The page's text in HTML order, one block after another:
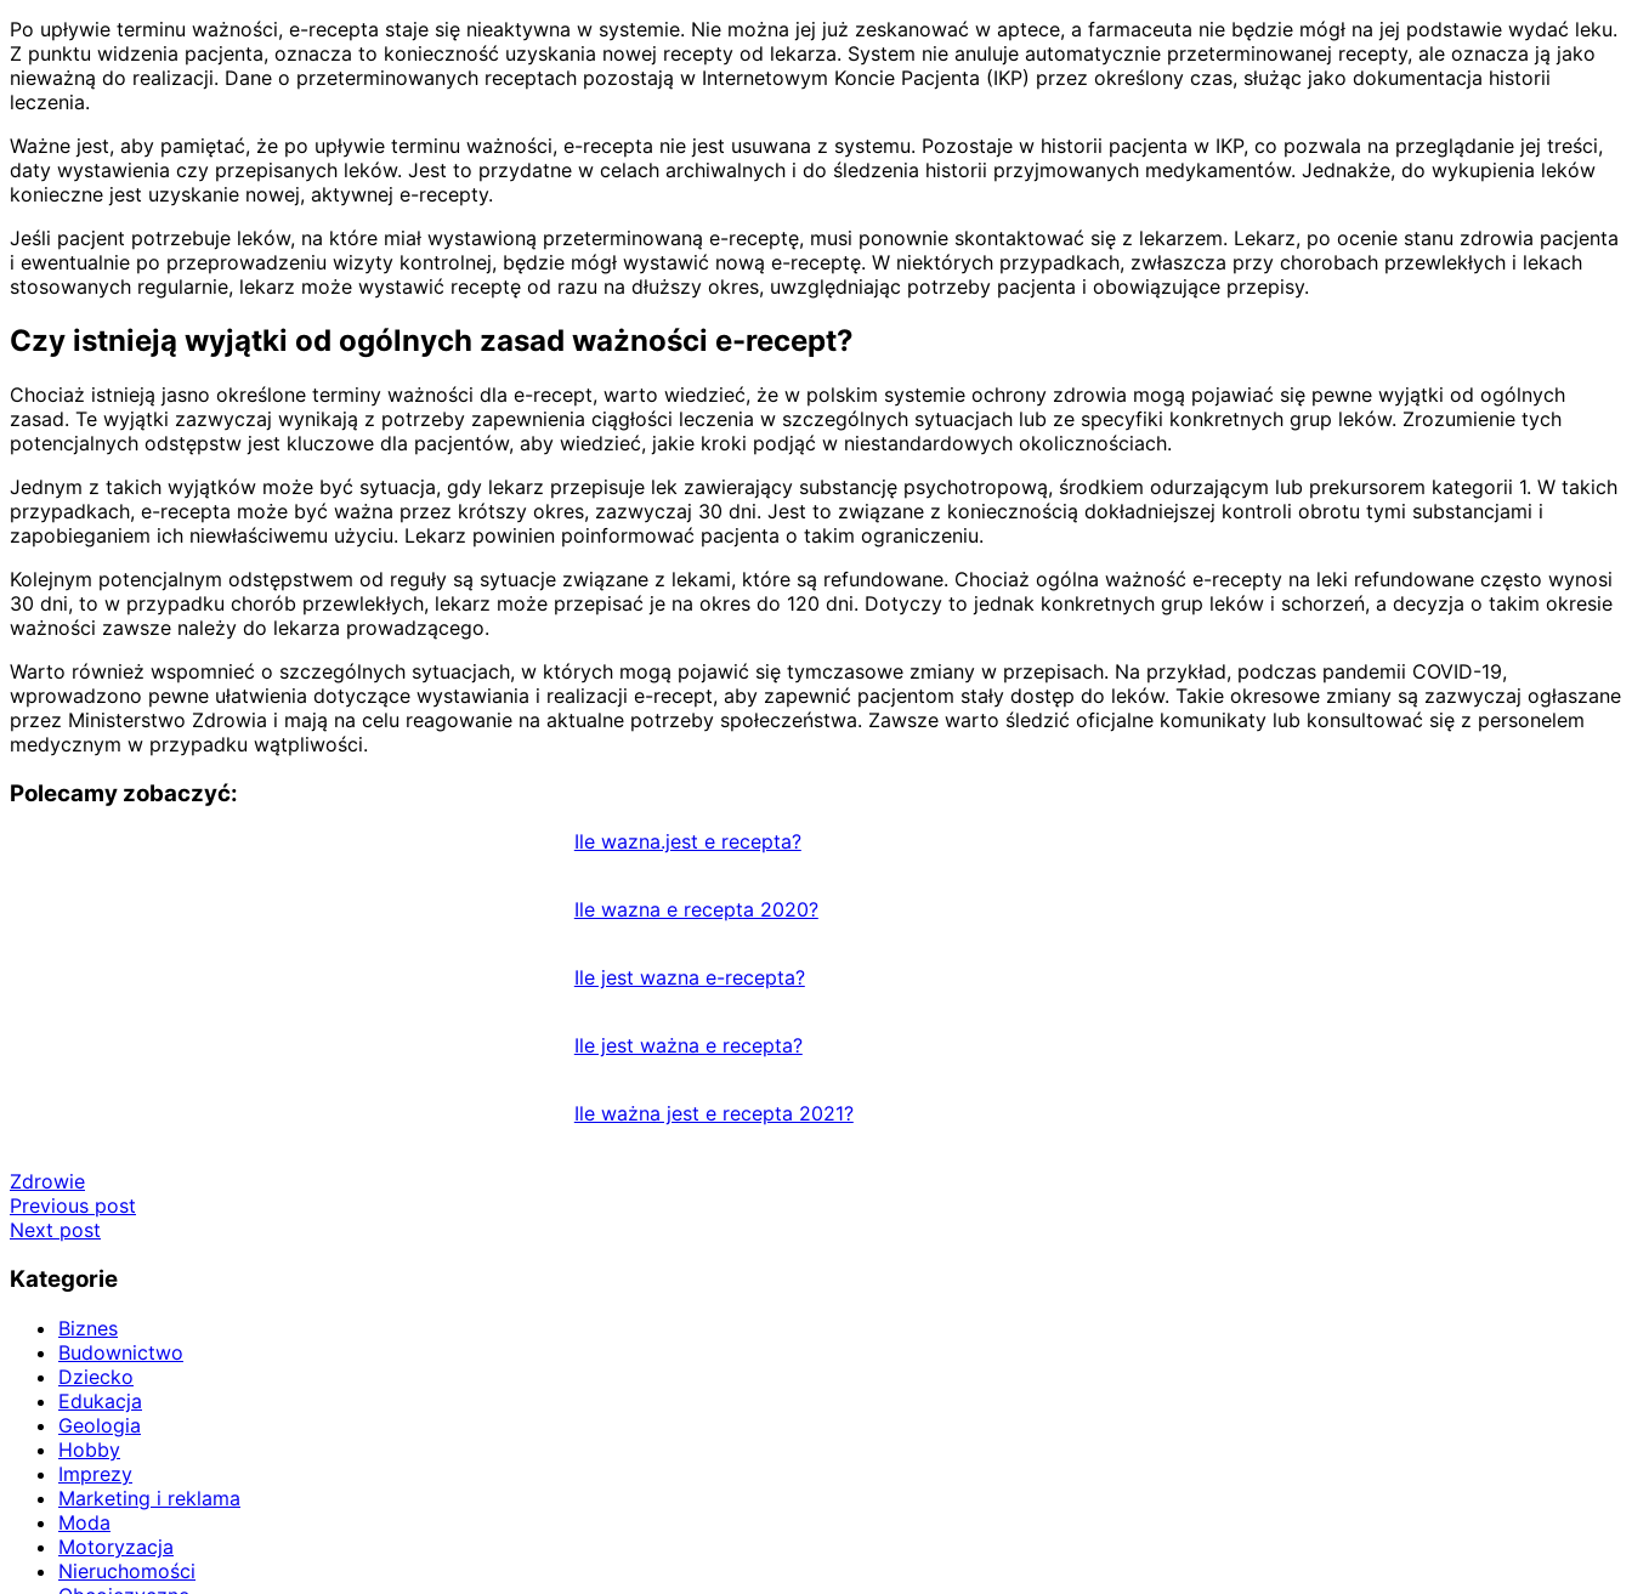
Po upływie terminu ważności, e-recepta staje się nieaktywna w systemie. Nie można jej już zeskanować w aptece, a farmaceuta nie będzie mógł na jej podstawie wydać leku.
Z punktu widzenia pacjenta, oznacza to konieczność uzyskania nowej recepty od lekarza. System nie anuluje automatycznie przeterminowanej recepty, ale oznacza ją jako
nieważną do realizacji. Dane o przeterminowanych receptach pozostają w Internetowym Koncie Pacjenta (IKP) przez określony czas, służąc jako dokumentacja historii
leczenia.
Ważne jest, aby pamiętać, że po upływie terminu ważności, e-recepta nie jest usuwana z systemu. Pozostaje w historii pacjenta w IKP, co pozwala na przeglądanie jej treści,
daty wystawienia czy przepisanych leków. Jest to przydatne w celach archiwalnych i do śledzenia historii przyjmowanych medykamentów. Jednakże, do wykupienia leków
konieczne jest uzyskanie nowej, aktywnej e-recepty.
Jeśli pacjent potrzebuje leków, na które miał wystawioną przeterminowaną e-receptę, musi ponownie skontaktować się z lekarzem. Lekarz, po ocenie stanu zdrowia pacjenta
i ewentualnie po przeprowadzeniu wizyty kontrolnej, będzie mógł wystawić nową e-receptę. W niektórych przypadkach, zwłaszcza przy chorobach przewlekłych i lekach
stosowanych regularnie, lekarz może wystawić receptę od razu na dłuższy okres, uwzględniając potrzeby pacjenta i obowiązujące przepisy.
Czy istnieją wyjątki od ogólnych zasad ważności e-recept?
Chociaż istnieją jasno określone terminy ważności dla e-recept, warto wiedzieć, że w polskim systemie ochrony zdrowia mogą pojawiać się pewne wyjątki od ogólnych
zasad. Te wyjątki zazwyczaj wynikają z potrzeby zapewnienia ciągłości leczenia w szczególnych sytuacjach lub ze specyfiki konkretnych grup leków. Zrozumienie tych
potencjalnych odstępstw jest kluczowe dla pacjentów, aby wiedzieć, jakie kroki podjąć w niestandardowych okolicznościach.
Jednym z takich wyjątków może być sytuacja, gdy lekarz przepisuje lek zawierający substancję psychotropową, środkiem odurzającym lub prekursorem kategorii 1. W takich
przypadkach, e-recepta może być ważna przez krótszy okres, zazwyczaj 30 dni. Jest to związane z koniecznością dokładniejszej kontroli obrotu tymi substancjami i
zapobieganiem ich niewłaściwemu użyciu. Lekarz powinien poinformować pacjenta o takim ograniczeniu.
Kolejnym potencjalnym odstępstwem od reguły są sytuacje związane z lekami, które są refundowane. Chociaż ogólna ważność e-recepty na leki refundowane często wynosi
30 dni, to w przypadku chorób przewlekłych, lekarz może przepisać je na okres do 120 dni. Dotyczy to jednak konkretnych grup leków i schorzeń, a decyzja o takim okresie
ważności zawsze należy do lekarza prowadzącego.
Warto również wspomnieć o szczególnych sytuacjach, w których mogą pojawić się tymczasowe zmiany w przepisach. Na przykład, podczas pandemii COVID-19,
wprowadzono pewne ułatwienia dotyczące wystawiania i realizacji e-recept, aby zapewnić pacjentom stały dostęp do leków. Takie okresowe zmiany są zazwyczaj ogłaszane
przez Ministerstwo Zdrowia i mają na celu reagowanie na aktualne potrzeby społeczeństwa. Zawsze warto śledzić oficjalne komunikaty lub konsultować się z personelem
medycznym w przypadku wątpliwości.
Polecamy zobaczyć:
Ile wazna.jest e recepta?
Ile wazna e recepta 2020?
Ile jest wazna e-recepta?
Ile jest ważna e recepta?
Ile ważna jest e recepta 2021?
Zdrowie
Nawigacja
wpisu
Previous post
Next post
Kategorie
Biznes
Budownictwo
Dziecko
Edukacja
Geologia
Hobby
Imprezy
Marketing i reklama
Moda
Motoryzacja
Nieruchomości